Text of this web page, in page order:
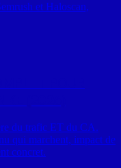
et Haloscan,
du trafic ET du CA.
qui marchent, impact de
concret.